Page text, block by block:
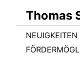
Thomas
NEUIGKEITEN